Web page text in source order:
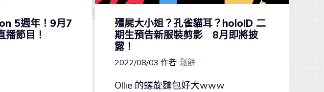
5週年！9月7
播節目！
殭屍大小姐？孔雀貓耳？holoID 二
期生預告新服裝剪影 8月即將披
露！
2022/08/03 作者: 鬆餅
Ollie 的螺旋麵包好大www